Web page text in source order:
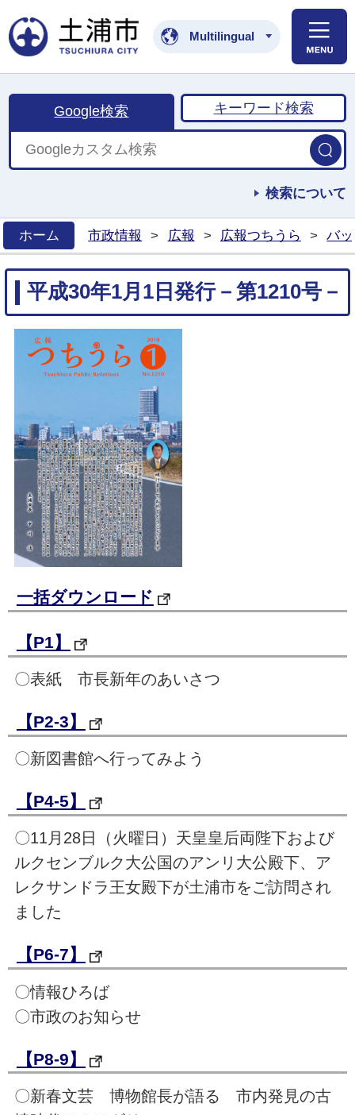
土浦市公式ホームペ
Multilingual
Google検索 キーワード検索
検索について
ホーム
市政情報 > 広報 > 広報つちうら > バ
平成30年1月1日発行－第1210号－
一括ダウンロード
【P1】
〇表紙 市長新年のあいさつ
【P2-3】
〇新図書館へ行ってみよう
【P4-5】
〇11月28日（火曜日）天皇皇后両陛下および
ルクセンブルク大公国のアンリ大公殿下、ア
レクサンドラ王女殿下が土浦市をご訪問され
ました
【P6-7】
〇情報ひろば
〇市政のお知らせ
【P8-9】
〇新春文芸 博物館長が語る 市内発見の古